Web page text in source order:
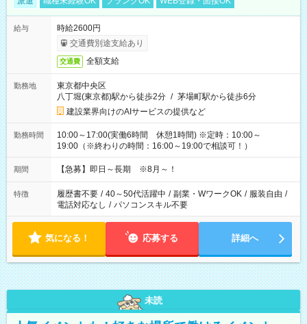
給与
時給2600円
交通費別途支給あり
交通費 全額支給
勤務地
東京都中央区
八丁堀(東京都)駅から徒歩2分 / 茅場町駅から徒歩6分
建設業界向けのAIサービスの提供など
勤務時間
10:00～17:00(実働6時間 休憩1時間) ※定時：10:00～
19:00（※終わりの時間：16:00～19:00で相談可！）
期間 【急募】即日～長期 ※8月～！
特徴 履歴書不要 / 40～50代活躍中 / 副業・WワークOK / 服装自由 /
電話対応なし / パソコンスキル不要
気になる！ 応募する 詳細へ
未読